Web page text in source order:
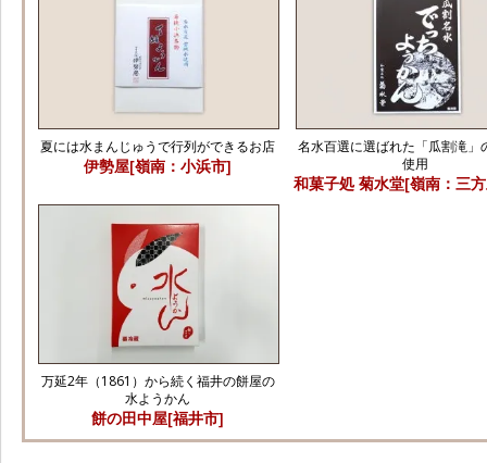
夏には水まんじゅうで行列ができるお店
伊勢屋[嶺南：小浜市]
名水百選に選ばれた「瓜割滝」
使用
和菓子処 菊水堂[嶺南：三
万延2年（1861）から続く福井の餅屋の
水ようかん
餅の田中屋[福井市]